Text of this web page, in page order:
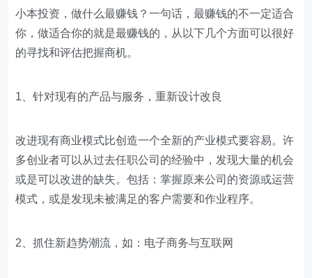
小本投资，做什么最赚钱？一句话，最赚钱的不一定适合
你，做适合你的就是最赚钱的，从以下几个方面可以很好
的寻找和评估把握商机。
1、针对现有的产品与服务，重新设计改良
改进现有商业模式比创造一个全新的产业模式要容易。许
多创业者可以从过去任职公司的经验中，发现大量的机会
或是可以改进的缺失。包括：掌握原来公司的资源或运营
模式，或是发现未被满足的客户需要和作业程序。
2、抓住新趋势潮流，如：电子商务与互联网